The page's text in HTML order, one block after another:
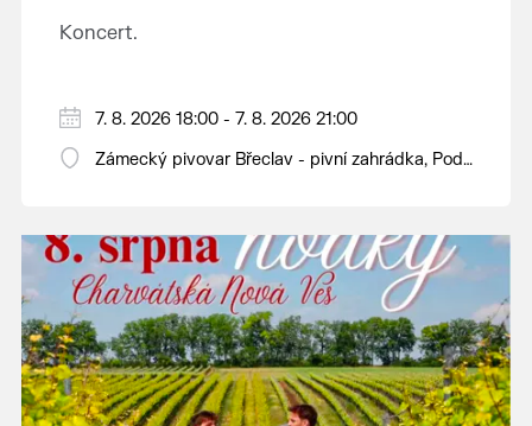
Koncert.
7. 8. 2026 18:00 - 7. 8. 2026 21:00
Zámecký pivovar Břeclav - pivní zahrádka, Pod